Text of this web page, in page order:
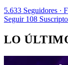
5.633 Seguidores ·
Seguir 108
LO